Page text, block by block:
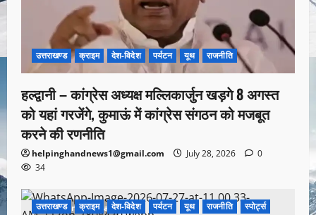
उत्तराखण्ड क्राइम देश-विदेश पर्यटन यूथ राजनीति
हल्द्वानी – कांग्रेस अध्यक्ष मल्लिकार्जुन खड़गे 8 अगस्त
को यहां गरजेंगे, कुमाऊं में कांग्रेस संगठन को मजबूत
करने की रणनीति
helpinghandnews1@gmail.com July 28, 2026
0
34
1 minute read
उत्तराखण्ड क्राइम देश-विदेश पर्यटन यूथ राजनीति स्पोर्ट्स